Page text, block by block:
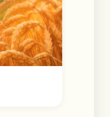
of